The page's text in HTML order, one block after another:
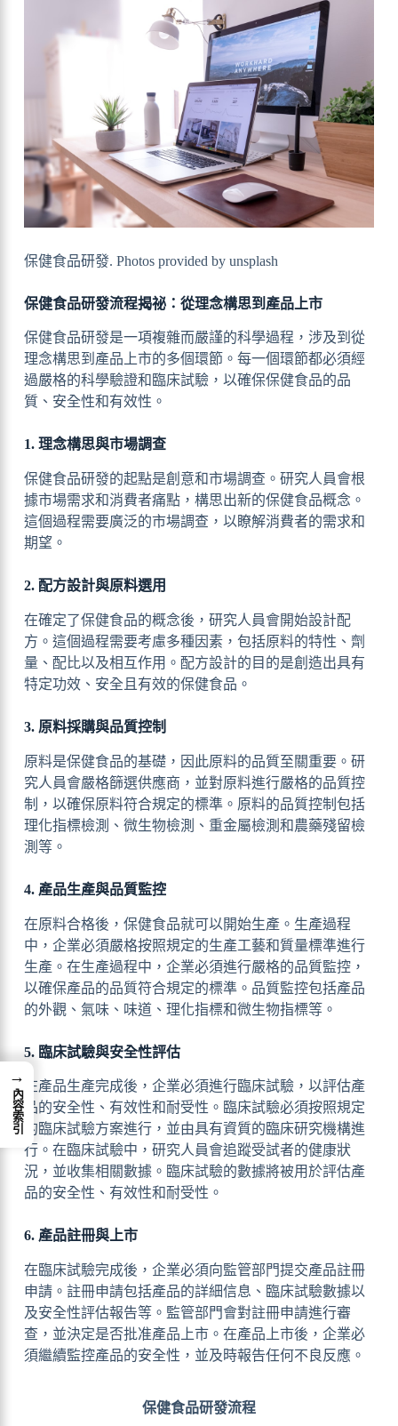
保健食品研發. Photos provided by unsplash
保健食品研發流程揭祕：從理念構思到產品上市
保健食品研發是一項複雜而嚴謹的科學過程，涉及到從
理念構思到產品上市的多個環節。每一個環節都必須經
過嚴格的科學驗證和臨床試驗，以確保保健食品的品
質、安全性和有效性。
1. 理念構思與市場調查
保健食品研發的起點是創意和市場調查。研究人員會根
據市場需求和消費者痛點，構思出新的保健食品概念。
這個過程需要廣泛的市場調查，以瞭解消費者的需求和
期望。
2. 配方設計與原料選用
在確定了保健食品的概念後，研究人員會開始設計配
方。這個過程需要考慮多種因素，包括原料的特性、劑
量、配比以及相互作用。配方設計的目的是創造出具有
特定功效、安全且有效的保健食品。
3. 原料採購與品質控制
原料是保健食品的基礎，因此原料的品質至關重要。研
究人員會嚴格篩選供應商，並對原料進行嚴格的品質控
制，以確保原料符合規定的標準。原料的品質控制包括
理化指標檢測、微生物檢測、重金屬檢測和農藥殘留檢
測等。
4. 產品生產與品質監控
在原料合格後，保健食品就可以開始生產。生產過程
中，企業必須嚴格按照規定的生產工藝和質量標準進行
生產。在生產過程中，企業必須進行嚴格的品質監控，
以確保產品的品質符合規定的標準。品質監控包括產品
的外觀、氣味、味道、理化指標和微生物指標等。
5. 臨床試驗與安全性評估
在產品生產完成後，企業必須進行臨床試驗，以評估產
品的安全性、有效性和耐受性。臨床試驗必須按照規定
的臨床試驗方案進行，並由具有資質的臨床研究機構進
行。在臨床試驗中，研究人員會追蹤受試者的健康狀
況，並收集相關數據。臨床試驗的數據將被用於評估產
品的安全性、有效性和耐受性。
6. 產品註冊與上市
在臨床試驗完成後，企業必須向監管部門提交產品註冊
申請。註冊申請包括產品的詳細信息、臨床試驗數據以
及安全性評估報告等。監管部門會對註冊申請進行審
查，並決定是否批准產品上市。在產品上市後，企業必
須繼續監控產品的安全性，並及時報告任何不良反應。
保健食品研發流程
→
內容索引